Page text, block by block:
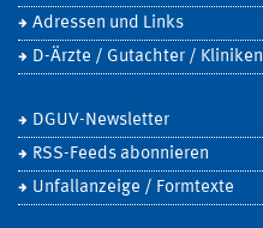
Adressen und Links
D-Ärzte / Gutachter / Kliniken
DGUV-Newsletter
RSS-Feeds abonnieren
Unfallanzeige / Formtexte